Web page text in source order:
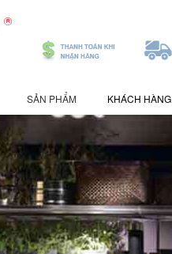
SẢN PHẨM KHÁCH HÀNG